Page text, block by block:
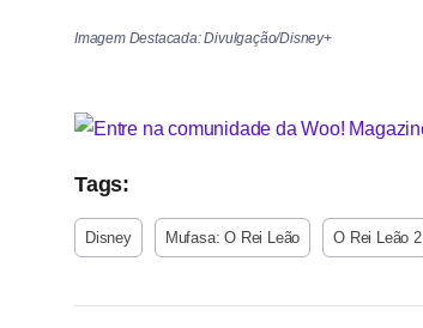
Imagem Destacada: Divulgação/Disney+
Tags:
Disney Mufasa: O Rei Leão O Rei Leão 2